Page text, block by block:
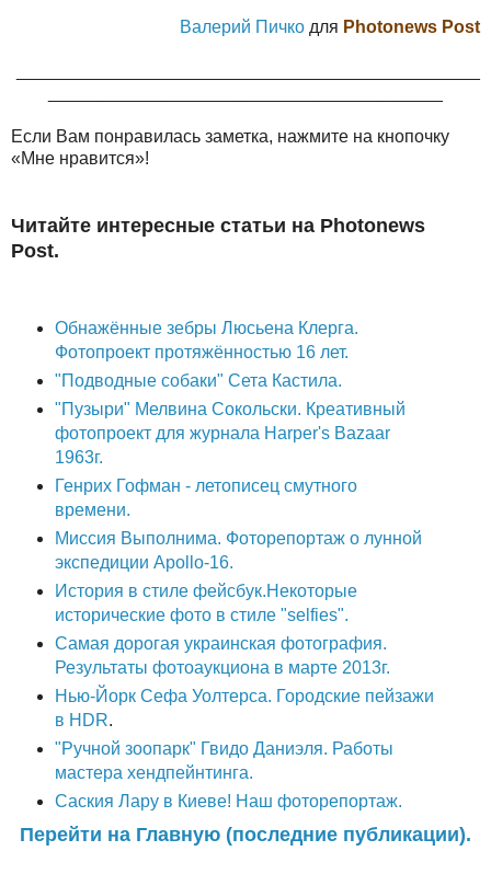
Валерий Пичко для Photonews Post
Если Вам понравилась заметка, нажмите на кнопочку
«Мне нравится»!
Читайте интересные статьи на Photonews
Post.
Обнажённые зебры Люсьена Клерга.
Фотопроект протяжённостью 16 лет.
"Подводные собаки" Сета Кастила.
"Пузыри" Мелвина Сокольски. Креативный
фотопроект для журнала Harper's Bazaar
1963г.
Генрих Гофман - летописец смутного
времени.
Миссия Выполнима. Фоторепортаж о лунной
экспедиции Apollo-16.
История в стиле фейсбук.Некоторые
исторические фото в стиле "selfies".
Самая дорогая украинская фотография.
Результаты фотоаукциона в марте 2013г.
Нью-Йорк Сефа Уолтерса. Городские пейзажи
в HDR.
"Ручной зоопарк" Гвидо Даниэля. Работы
мастера хендпейнтинга.
Саския Лару в Киеве! Наш фоторепортаж.
Перейти на Главную (последние публикации).